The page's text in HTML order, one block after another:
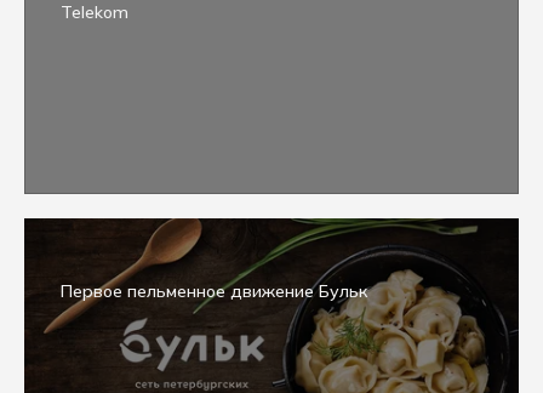
Telekom
Первое пельменное движение Бульк